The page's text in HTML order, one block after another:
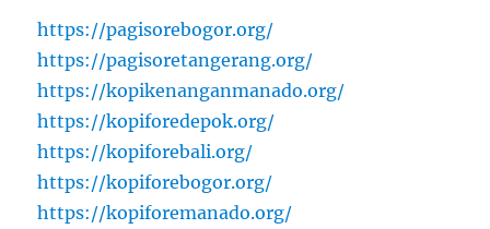
https://pagisorebogor.org/
https://pagisoretangerang.org/
https://kopikenanganmanado.org/
https://kopiforedepok.org/
https://kopiforebali.org/
https://kopiforebogor.org/
https://kopiforemanado.org/